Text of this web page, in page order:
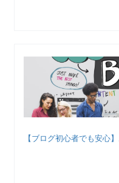
【ブログ初心者でも安心